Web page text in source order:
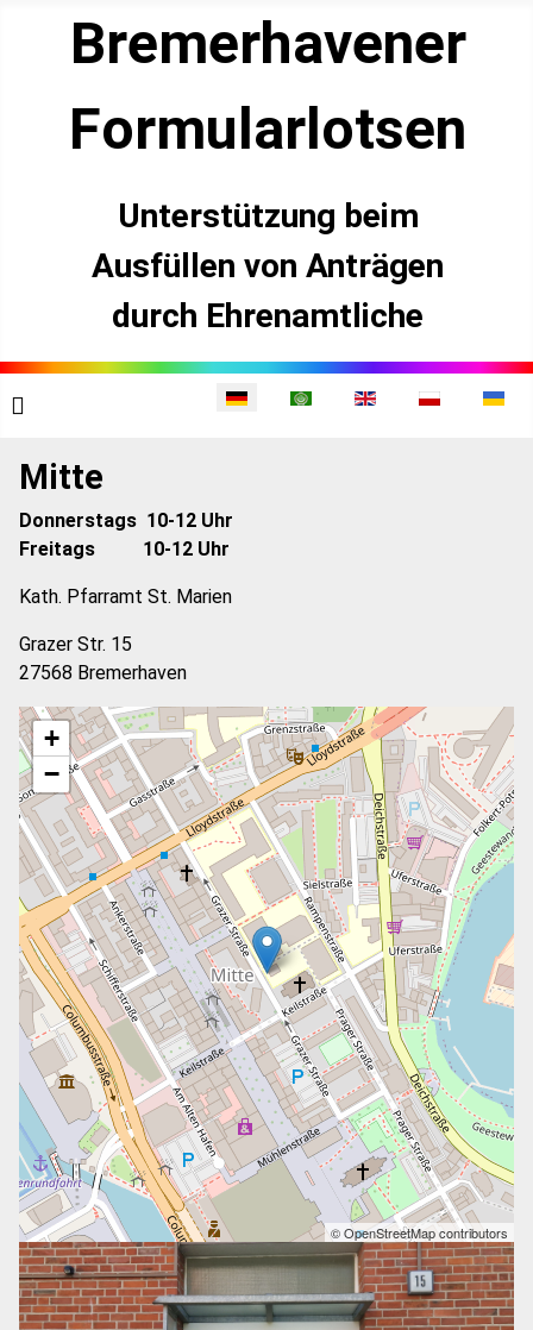
Bremerhavener
­Formularlotsen
Unterstützung beim
Ausfüllen von Anträgen
durch Ehrenamtliche
Sprache auswählen
Mitte
Donnerstags 10-12 Uhr
Freitags 10-12 Uhr
Kath. Pfarramt St. Marien
Grazer Str. 15
27568 Bremerhaven
+
−
© OpenStreetMap contributors